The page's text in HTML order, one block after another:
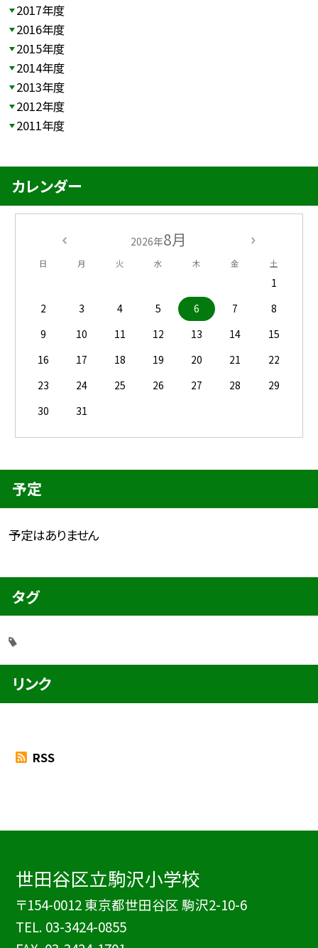
2017年度
2016年度
2015年度
2014年度
2013年度
2012年度
2011年度
カレンダー
2026年8月
日 月 火 水 木 金 土
1
2
3 4 5 6 7
8
9
10 11 12 13 14
15
16
17 18 19 20 21
22
23
24 25 26 27 28
29
30
31
予定
予定はありません
タグ
リンク
RSS
世田谷区立駒沢小学校
〒154-0012 東京都世田谷区 駒沢2-10-6
TEL. 03-3424-0855